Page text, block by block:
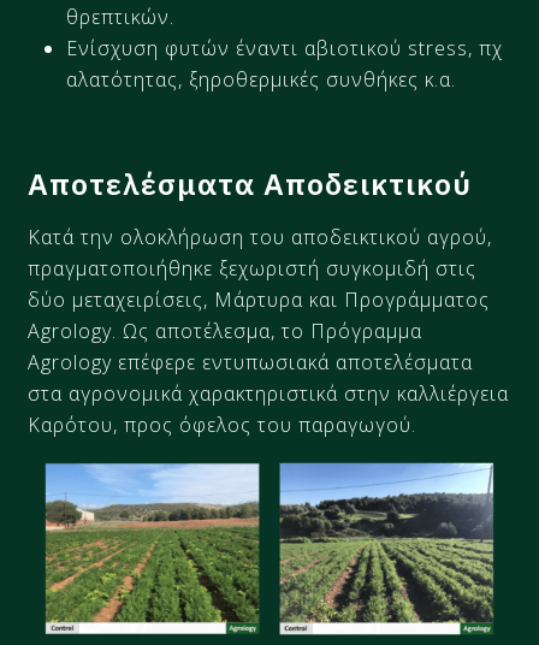
θρεπτικών.
Ενίσχυση φυτών έναντι αβιοτικού stress, πχ
αλατότητας, ξηροθερμικές συνθήκες κ.α.
Αποτελέσματα Αποδεικτικού
Κατά την ολοκλήρωση του αποδεικτικού αγρού,
πραγματοποιήθηκε ξεχωριστή συγκομιδή στις
δύο μεταχειρίσεις, Μάρτυρα και Προγράμματος
Agrology. Ως αποτέλεσμα, το Πρόγραμμα
Agrology επέφερε εντυπωσιακά αποτελέσματα
στα αγρονομικά χαρακτηριστικά στην καλλιέργεια
Καρότου, προς όφελος του παραγωγού.